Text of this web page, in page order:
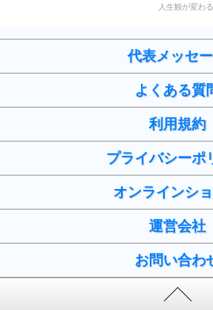
人生観が変わ
代表メッセ
よくある質
利用規約
プライバシーポ
オンラインシ
運営会社
お問い合わ